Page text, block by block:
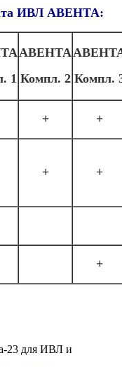
ИВЛ АВЕНТА:
1
АВЕНТА
Компл. 2 Компл.
+ +
+ +
+